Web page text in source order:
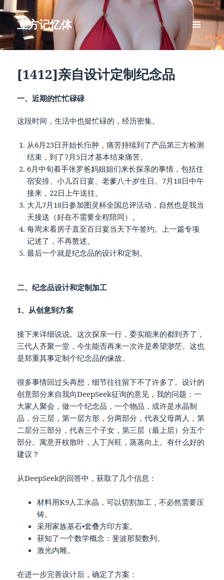
立方记忆体
菜单和
挂件
[1412]亲自设计定制纪念品
一、近期的忙忙碌碌
这段时间，生活中也挺忙碌的，经历密集。
从6月23日开始长疖肿，痛苦持续到了产品第三方检测
结束，到了7月5日才基本结束痛苦。
6月中旬着手张罗爸妈姐姐们来长探亲的事情，包括住
宿安排、小儿百日宴、老爹八十岁生日。7月18日中午
接来，22日上午送往。
大儿7月18日参加图灵杯全国总评活动，自然也是我当
天接送（好在不需要全程陪同）。
每周末看房子直至百日宴当天下午签约。上一篇专项
记述了，不再赘述。
最后一个就是纪念品的设计和定制。
二、纪念品设计和定制加工
1、从创意到方案
接下来详细说说。这次探亲一行，委实能来的都到齐了，
三代人齐聚一堂，今生能否再来一次许是希望渺茫。这也
是郑重其事定制个纪念品的缘故。
很多事情回过头再想，细节往往留下不了许多了。设计的
创意部分来自我向DeepSeek征询的意见，我的问题：一
大家人聚会，做一个纪念品，一个物品，或许是水晶制
品，分三层，第一层方形，分两部分，代表父母两人，第
二层分三部分，代表三个子女，第三层（最上层）分五个
部分。寓意开枝散叶，人丁兴旺，蒸蒸向上。有什么好的
建议？
从DeepSeek的回答中，获取了几个信息：
材料用K9人工水晶，可以切割加工，不必然需要压
铸。
采用家族基石•套叠方印方案。
获知了一个数学概念：斐波那契数列。
激光内雕。
在进一步完善设计后，确定了方案：